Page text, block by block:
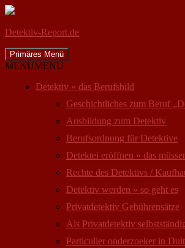
Detektiv-Report.de
Suchen
Primäres Menü
Inhalt
MENUMENU
Detektiv » das Berufsbild
Geschichtliches zum Beruf
Ausbildung zum Detektiv
Berufsordnung für Detektive
Detektei eröffnen » das
Rechte des Detektivs /
Detektiv werden » so geht es
Privatdetektiv Gebührensätze
Als Privatdetektiv
Particulier onderzoeker in